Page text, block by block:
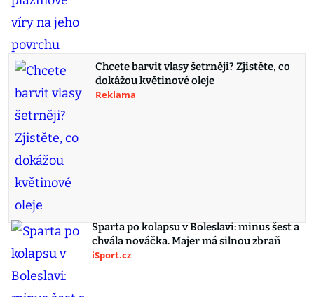
Chcete barvit vlasy šetrněji? Zjistěte, co
dokážou květinové oleje
Reklama
Sparta po kolapsu v Boleslavi: minus šest a
chvála nováčka. Majer má silnou zbraň
iSport.cz